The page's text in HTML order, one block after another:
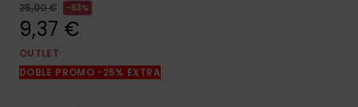
Consultar
25,00 €
63%
9,37 €
OUTLET
DOBLE PROMO -25% EXTRA